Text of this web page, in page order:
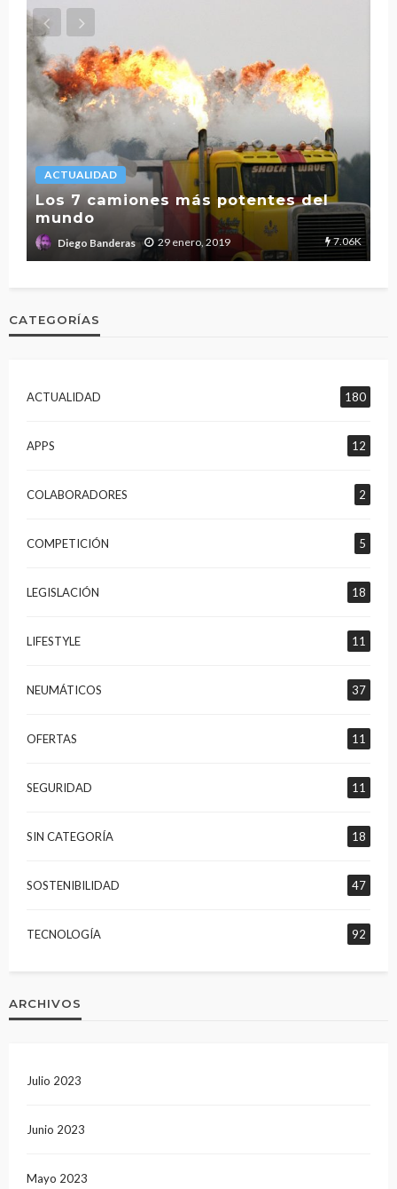
ACTUALIDAD
Los 7 camiones más potentes del
mundo
Diego Banderas 29 enero, 2019 7.06K
CATEGORÍAS
ACTUALIDAD 180
APPS 12
COLABORADORES 2
COMPETICIÓN 5
LEGISLACIÓN 18
LIFESTYLE 11
NEUMÁTICOS 37
OFERTAS 11
SEGURIDAD 11
SIN CATEGORÍA 18
SOSTENIBILIDAD 47
TECNOLOGÍA 92
ARCHIVOS
Julio 2023
Junio 2023
Mayo 2023